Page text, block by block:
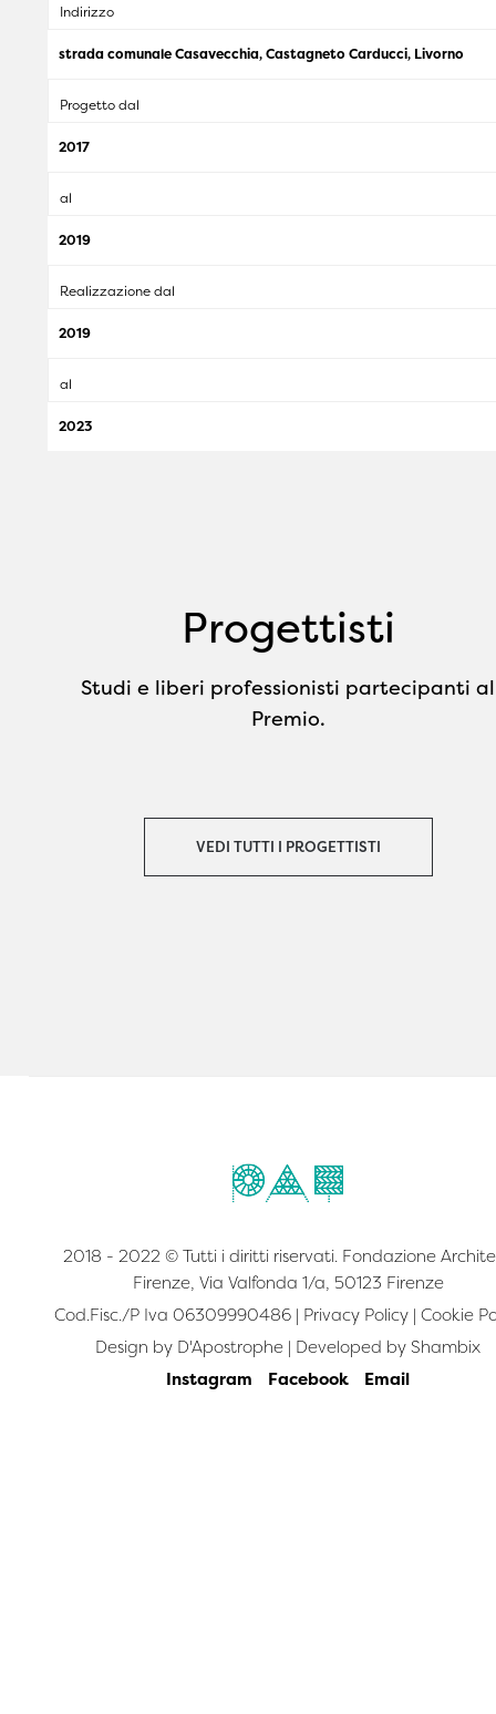
Indirizzo
strada comunale Casavecchia, Castagneto Carducci, Livorno
Progetto dal
2017
al
2019
Realizzazione dal
2019
al
2023
Progettisti
Studi e liberi professionisti partecipanti al
Premio.
VEDI TUTTI I PROGETTISTI
2018 - 2022 © Tutti i diritti riservati. Fondazione
Firenze, Via Valfonda 1/a, 50123 Firenze
Cod.Fisc./P Iva 06309990486 | Privacy Policy| Cookie
Design by D'Apostrophe | Developed by Shambix
Instagram
Facebook Email